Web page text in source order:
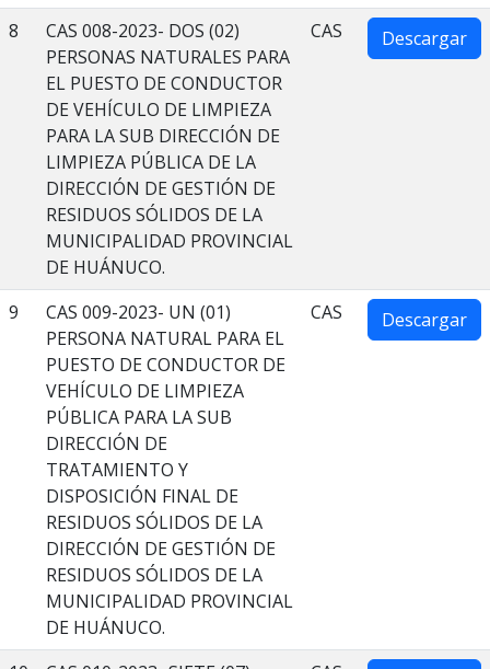
8
CAS 008-2023- DOS (02)
PERSONAS NATURALES PARA
EL PUESTO DE CONDUCTOR
DE VEHÍCULO DE LIMPIEZA
PARA LA SUB DIRECCIÓN DE
LIMPIEZA PÚBLICA DE LA
DIRECCIÓN DE GESTIÓN DE
RESIDUOS SÓLIDOS DE LA
MUNICIPALIDAD PROVINCIAL
DE HUÁNUCO.
CAS Descargar
9
CAS 009-2023- UN (01)
PERSONA NATURAL PARA EL
PUESTO DE CONDUCTOR DE
VEHÍCULO DE LIMPIEZA
PÚBLICA PARA LA SUB
DIRECCIÓN DE
TRATAMIENTO Y
DISPOSICIÓN FINAL DE
RESIDUOS SÓLIDOS DE LA
DIRECCIÓN DE GESTIÓN DE
RESIDUOS SÓLIDOS DE LA
MUNICIPALIDAD PROVINCIAL
DE HUÁNUCO.
CAS Descargar